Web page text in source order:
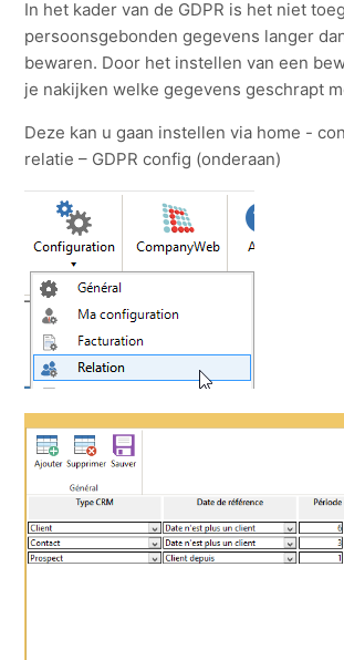
In het kader van de GDPR is het niet
persoonsgebonden gegevens langer
bewaren. Door het instellen van een
je nakijken welke gegevens geschrapt
Deze kan u gaan instellen via home -
relatie – GDPR config (onderaan)